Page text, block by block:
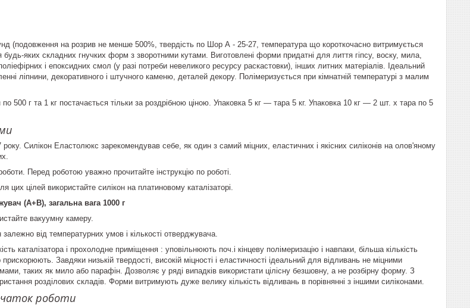
(подовження на розрив не менше 500%, твердість по Шор А - 25-27, температура що короткочасно витримується
яких складних гнучких форм з зворотними кутами. Виготовлені форми придатні для лиття гіпсу, воску, мила,
і епоксидних смол (у разі потреби невеликого ресурсу раскастовки), інших литних матеріалів. Ідеальний
ліпнини, декоративного і штучного каменю, деталей декору. Полімеризується при кімнатній температурі з малим
500 г та 1 кг постачається тільки за роздрібною ціною. Упаковка 5 кг — тара 5 кг. Упаковка 10 кг — 2 шт. х тара по 5
року. Силікон Еластолюкс зарекомендував себе, як один з самий міцних, еластичних і якісних силіконів на олов'яному
Перед роботою уважно прочитайте інструкцію по роботі.
цих цілей використайте силікон на платиновому каталізаторі.
(А+В), загальна вага 1000 г
вакуумну камеру.
залежно від температурних умов і кількості отверджувача.
каталізатора і прохолодне приміщення : уповільнюють поч.і кінцеву полімеризацію і навпаки, більша кількість
Завдяки низькій твердості, високій міцності і еластичності ідеальний для відливань не міцними
таких як мило або парафін. Дозволяє у ряді випадків використати цілісну безшовну, а не розбірну форму. З
розділових складів. Форми витримують дуже велику кількість відливань в порівнянні з іншими силіконами.
роботи